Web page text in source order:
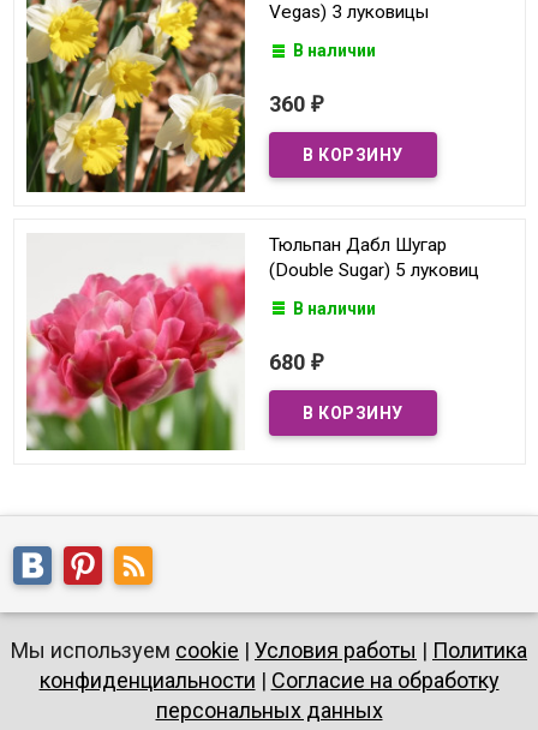
Vegas) 3 луковицы
В наличии
360 ₽
Тюльпан Дабл Шугар
(Double Sugar) 5 луковиц
В наличии
680 ₽
Мы используем cookie | Условия работы | Политика
конфиденциальности | Согласие на обработку
персональных данных